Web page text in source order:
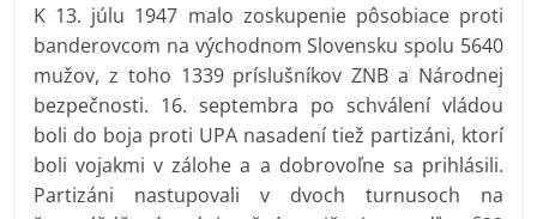
K 13. júlu 1947 malo zoskupenie pôsobiace proti
banderovcom na východnom Slovensku spolu 5640
mužov, z toho 1339 príslušníkov ZNB a Národnej
bezpečnosti. 16. septembra po schválení vládou
boli do boja proti UPA nasadení tiež partizáni, ktorí
boli vojakmi v zálohe a a dobrovoľne sa prihlásili.
Partizáni nastupovali v dvoch turnusoch na